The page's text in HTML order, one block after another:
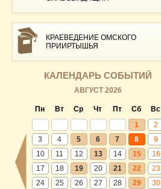
КРАЕВЕДЕНИЕ ОМСКОГО
ПРИИРТЫШЬЯ
КАЛЕНДАРЬ СОБЫТИЙ
АВГУСТ 2026
Пн Вт Ср Чт Пт Сб
Вс
1
2
3
4 5 6 7 8
9
10
11 12 13 14 15
16
17
18 19 20 21 22
23
24
25 26 27 28 29
30